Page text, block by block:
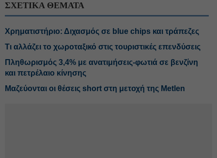
ΣΧΕΤΙΚΑ ΘΕΜΑΤΑ
Χρηματιστήριο: Διχασμός σε blue chips και τράπεζες
Τι αλλάζει το χωροταξικό στις τουριστικές επενδύσεις
Πληθωρισμός 3,4% με ανατιμήσεις-φωτιά σε βενζίνη
και πετρέλαιο κίνησης
Μαζεύονται οι θέσεις short στη μετοχή της Metlen